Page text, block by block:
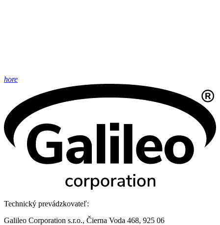
hore
Technický prevádzkovateľ:
Galileo Corporation s.r.o., Čierna Voda 468, 925 06